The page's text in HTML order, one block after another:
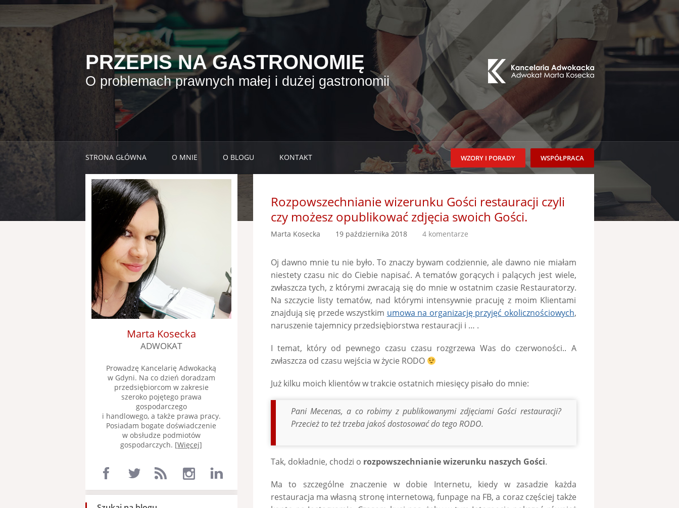
PRZEPIS NA GASTRONOMIĘ
O problemach prawnych małej i dużej gastronomii
STRONA GŁÓWNA O MNIE O BLOGU KONTAKT WSPÓŁPRACA
WZORY I PORADY
Rozpowszechnianie wizerunku Gości restauracji czyli
czy możesz opublikować zdjęcia swoich Gości.
Marta Kosecka 19 października 2018 4 komentarze
Oj dawno mnie tu nie było. To znaczy bywam codziennie, ale dawno nie miałam
niestety czasu nic do Ciebie napisać. A tematów gorących i palących jest wiele,
zwłaszcza tych, z którymi zwracają się do mnie w ostatnim czasie Restauratorzy.
Na szczycie listy tematów, nad którymi intensywnie pracuję z moim Klientami
znajdują się przede wszystkim umowa na organizację przyjęć okolicznościowych,
naruszenie tajemnicy przedsiębiorstwa restauracji i … .
I temat, który od pewnego czasu czasu rozgrzewa Was do czerwoności.. A
zwłaszcza od czasu wejścia w życie RODO
Już kilku moich klientów w trakcie ostatnich miesięcy pisało do mnie:
Pani Mecenas, a co robimy z publikowanymi zdjęciami Gości restauracji?
Przecież to też trzeba jakoś dostosować do tego RODO.
Tak, dokładnie, chodzi o rozpowszechnianie wizerunku naszych Gości.
Ma to szczególne znaczenie w dobie Internetu, kiedy w zasadzie każda
restauracja ma własną stronę internetową, funpage na FB, a coraz częściej także
Marta Kosecka
ADWOKAT
Prowadzę Kancelarię Adwokacką
w Gdyni. Na co dzień doradzam
przedsiębiorcom w zakresie
szeroko pojętego prawa
gospodarczego
i handlowego, a także prawa pracy.
Posiadam bogate doświadczenie
w obsłudze podmiotów
gospodarczych. [Więcej]